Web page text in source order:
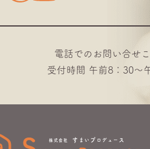
電話でのお問い合せ
受付時間 午前8：30～